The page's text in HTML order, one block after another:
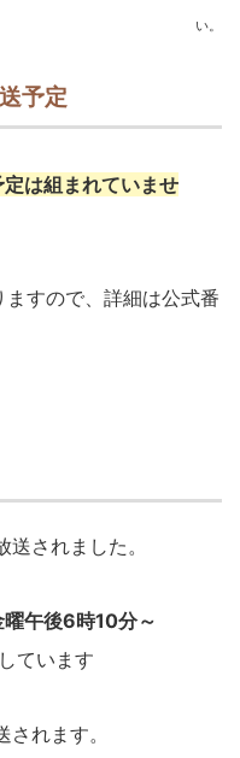
い。
予定
は組まれていませ
すので、詳細は公式番
されました。
午後6時10分～
ています
れます。